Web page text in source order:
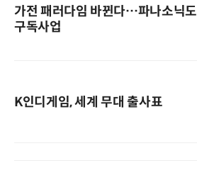
가전 패러다임 바뀐다…파나소닉도
구독사업
K인디게임, 세계 무대 출사표